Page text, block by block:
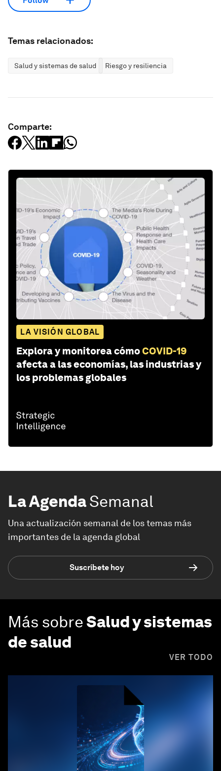
Temas relacionados:
Salud y sistemas de salud Riesgo y resiliencia
Comparte:
LA VISIÓN GLOBAL
Explora y monitorea cómoCOVID-19
afecta a las economías, las industrias y
los problemas globales
La AgendaSemanal
Una actualización semanal de los temas más
importantes de la agenda global
Suscríbete hoy
Más sobreSalud y sistemas
de salud
VER TODO